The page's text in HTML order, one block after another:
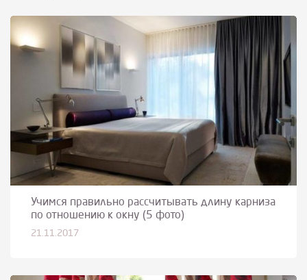
Учимся правильно рассчитывать длину карниза
по отношению к окну (5 фото)
21.11.2017